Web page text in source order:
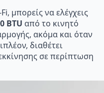
μπορείς να ελέγχεις
BTU από το κινητό
ακόμα και όταν
διαθέτει
σε περίπτωση